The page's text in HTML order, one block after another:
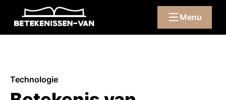
Menu
Technologie